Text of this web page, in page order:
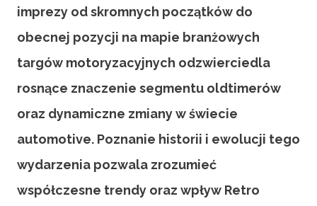
imprezy od skromnych początków do
obecnej pozycji na mapie branżowych
targów motoryzacyjnych odzwierciedla
rosnące znaczenie segmentu oldtimerów
oraz dynamiczne zmiany w świecie
automotive. Poznanie historii i ewolucji tego
wydarzenia pozwala zrozumieć
współczesne trendy oraz wpływ Retro